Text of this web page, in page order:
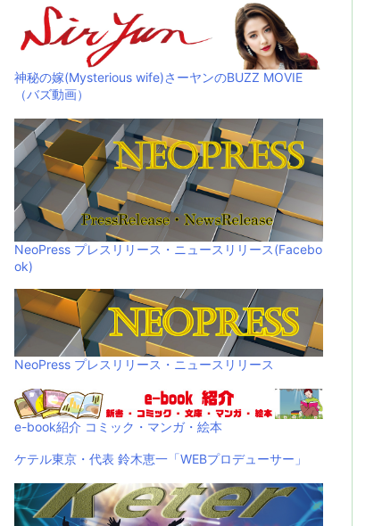
神秘の嫁(Mysterious wife)さーヤンのBUZZ MOVIE
（バズ動画）
NeoPress プレスリリース・ニュースリリース(Facebo
ok)
NeoPress プレスリリース・ニュースリリース
e-book紹介 コミック・マンガ・絵本
ケテル東京・代表 鈴木恵一「WEBプロデューサー」